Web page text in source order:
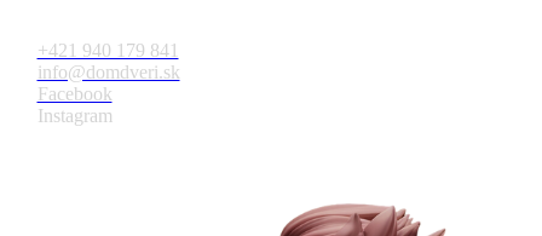
+421 940 179 841
info@domdveri.sk
Facebook
Instagram